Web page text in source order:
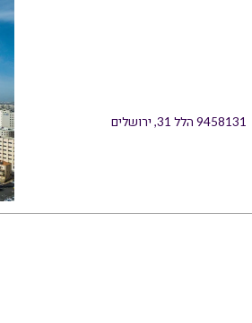
9458131 הלל 31, ירושלים